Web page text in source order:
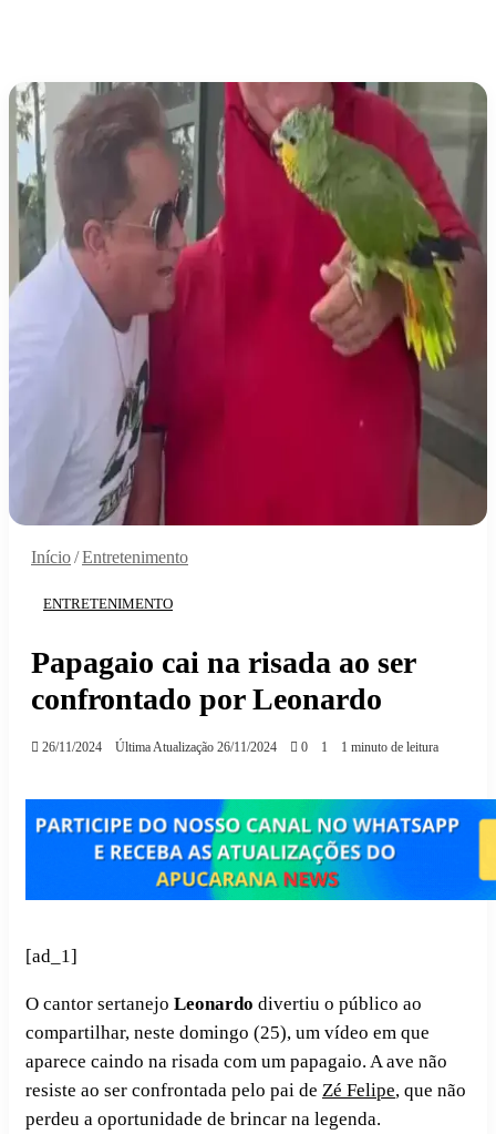
Início/Entretenimento
ENTRETENIMENTO
Papagaio cai na risada ao ser
confrontado por Leonardo
26/11/2024 Última Atualização 26/11/2024 0 1 1 minuto de leitura
[ad_1]
O cantor sertanejo Leonardo divertiu o público ao
compartilhar, neste domingo (25), um vídeo em que
aparece caindo na risada com um papagaio. A ave não
resiste ao ser confrontada pelo pai de Zé Felipe, que não
perdeu a oportunidade de brincar na legenda.